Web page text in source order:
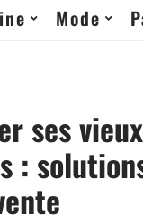
Mode
ses
: